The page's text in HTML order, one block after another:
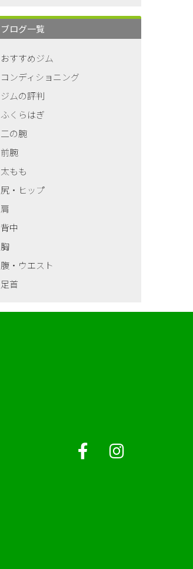
ブログ一覧
おすすめジム
コンディショニング
ジムの評判
ふくらはぎ
二の腕
前腕
太もも
尻・ヒップ
肩
背中
胸
腹・ウエスト
足首